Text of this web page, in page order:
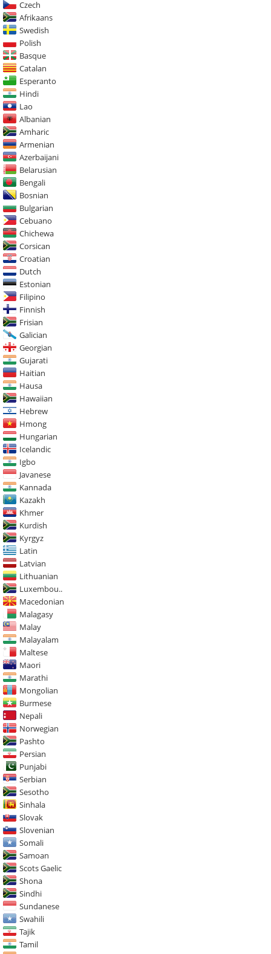
Czech
Afrikaans
Swedish
Polish
Basque
Catalan
Esperanto
Hindi
Lao
Albanian
Amharic
Armenian
Azerbaijani
Belarusian
Bengali
Bosnian
Bulgarian
Cebuano
Chichewa
Corsican
Croatian
Dutch
Estonian
Filipino
Finnish
Frisian
Galician
Georgian
Gujarati
Haitian
Hausa
Hawaiian
Hebrew
Hmong
Hungarian
Icelandic
Igbo
Javanese
Kannada
Kazakh
Khmer
Kurdish
Kyrgyz
Latin
Latvian
Lithuanian
Luxembou..
Macedonian
Malagasy
Malay
Malayalam
Maltese
Maori
Marathi
Mongolian
Burmese
Nepali
Norwegian
Pashto
Persian
Punjabi
Serbian
Sesotho
Sinhala
Slovak
Slovenian
Somali
Samoan
Scots Gaelic
Shona
Sindhi
Sundanese
Swahili
Tajik
Tamil